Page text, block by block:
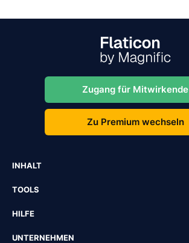
Zugang für Mitwirkende
Zu Premium wechseln
INHALT
TOOLS
HILFE
UNTERNEHMEN